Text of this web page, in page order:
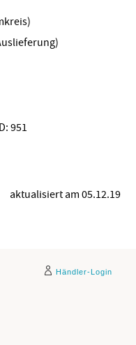
951
aktualisiert am 05.12.19
Händler-Login